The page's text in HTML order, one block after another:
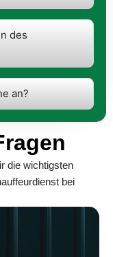
des
an?
die wichtigsten
bei